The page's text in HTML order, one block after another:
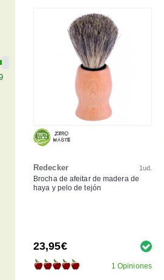
Redecker 1ud.
Brocha de afeitar de madera de
haya y pelo de tejón
23,95€
1 Opiniones